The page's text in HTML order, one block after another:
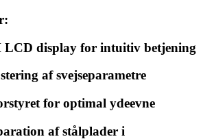
LCD display for intuitiv betjening
af svejseparametre
for optimal ydeevne
af stålplader i